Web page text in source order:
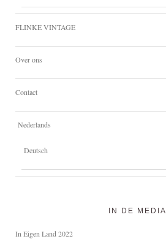
FLINKE VINTAGE
Over ons
Contact
Nederlands
Deutsch
IN DE MEDIA
In Eigen Land 2022